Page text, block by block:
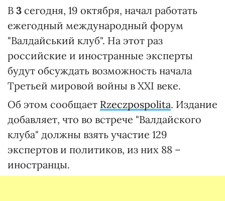
В 3 сегодня, 19 октября, начал работать
ежегодный международный форум
"Валдайський клуб". На этот раз
российские и иностранные эксперты
будут обсуждать возможность начала
Третьей мировой войны в ХХІ веке.
Об этом сообщает Rzeczpospolita. Издание
добавляет, что во встрече "Валдайского
клуба" должны взять участие 129
экспертов и политиков, из них 88 –
иностранцы.